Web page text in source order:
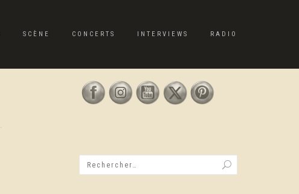
SCÈNE CONCERTS INTERVIEWS RADIO